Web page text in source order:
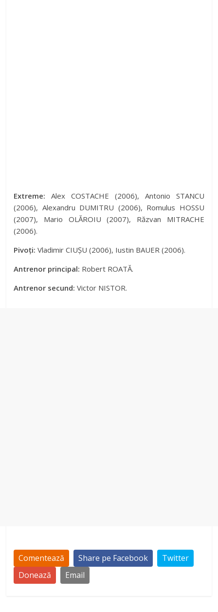
Extreme: Alex COSTACHE (2006), Antonio STANCU
(2006), Alexandru DUMITRU (2006), Romulus HOSSU
(2007), Mario OLĂROIU (2007), Răzvan MITRACHE
(2006).
Pivoți: Vladimir CIUȘU (2006), Iustin BAUER (2006).
Antrenor principal: Robert ROATĂ.
Antrenor secund: Victor NISTOR.
Comentează Share pe Facebook
Twitter
Donează
Email